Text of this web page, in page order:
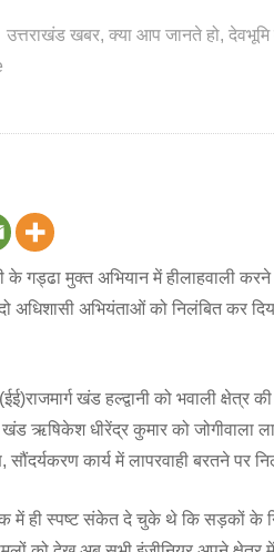
उत्तराखंड खबर क्या आप जानते हो देवभूमि
के गड्ढा मुक्त अभियान में हीलाहवाली करने
अधिशासी अभियंताओं को निलंबित कर
खंड हल्द्वानी को भवाली
ऋषिकेश धीरेंद्र कुमार को जोगीवाला
कार्य में लापरवाही बरतने पर
में ही स्पष्ट संकेत दे चुके थे कि सड़कों के